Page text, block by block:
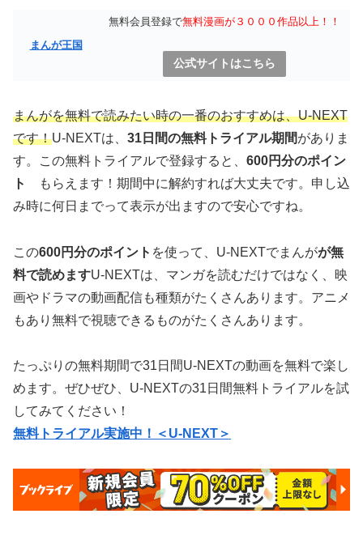
まんが王国
無料会員登録で無料漫画が３０００作品以上！！
公式サイトはこちら
まんがを無料で読みたい時の一番のおすすめは、U-NEXT
です！U-NEXTは、 31日間の無料トライアル期間がありま
す。この無料トライアルで登録すると、 600円分のポイン
ト
もらえます！期間中に解約すれば大丈夫です。申し込
み時に何日までって表示が出ますので安心ですね。
この600円分のポイント を使って、U-NEXTでまんがが無
料で読めますU-NEXTは、マンガを読むだけではなく、映
画やドラマの動画配信も種類がたくさんあります。アニメ
もあり無料で視聴できるものがたくさんあります。
たっぷりの無料期間で31日間U-NEXTの動画を無料で楽し
めます。ぜひぜひ、U-NEXTの31日間無料トライアルを試
してみてください！
無料トライアル実施中！＜U-NEXT＞